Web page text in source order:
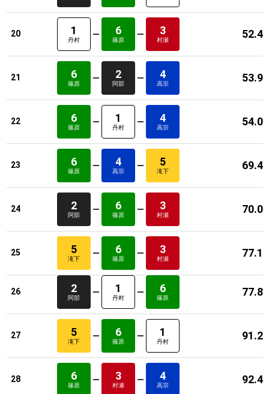
20 1
丹村
6
篠原
3
村瀬 52.4
21 6
篠原
2
阿部
4
高宗 53.9
22 6
篠原
1
丹村
4
高宗 54.0
23 6
篠原
4
高宗
5
滝下 69.4
24 2
阿部
6
篠原
3
村瀬 70.0
25 5
滝下
6
篠原
3
村瀬 77.1
26 2
阿部
1
丹村
6
篠原 77.8
27 5
滝下
6
篠原
1
丹村 91.2
28 6
篠原
3
村瀬
4
高宗 92.4